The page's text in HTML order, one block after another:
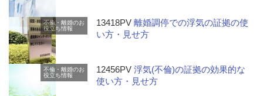
不倫・離婚のお
役立ち情報
13418PV離婚調停での浮気の証拠の使
い方・見せ方
不倫・離婚のお
役立ち情報
12456PV浮気(不倫)の証拠の効果的な
使い方・見せ方